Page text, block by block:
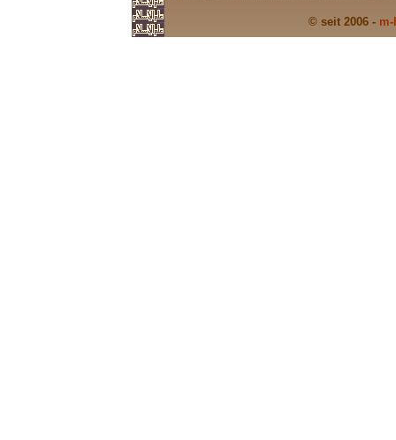
© seit 2006 -